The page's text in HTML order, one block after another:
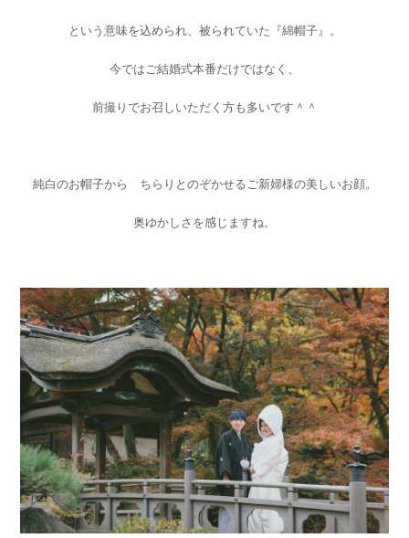
という意味を込められ、被られていた『綿帽子』。
今ではご結婚式本番だけではなく、
前撮りでお召しいただく方も多いです＾＾
純白のお帽子から ちらりとのぞかせるご新婦様の美しいお顔。
奥ゆかしさを感じますね。